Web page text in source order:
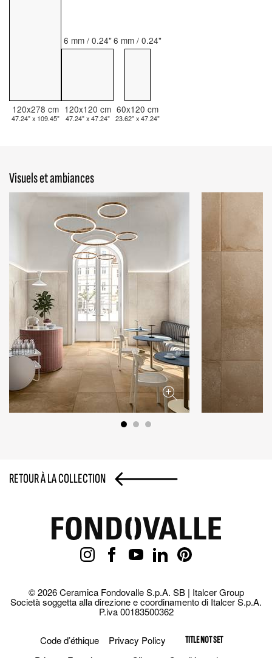
120x278 cm
47.24" x 109.45"
6 mm / 0.24"
120x120 cm
47.24" x 47.24"
6 mm / 0.24"
60x120 cm
23.62" x 47.24"
Visuels et ambiances
RETOUR À LA COLLECTION
© 2026 Ceramica Fondovalle S.p.A. SB | Italcer Group
Società soggetta alla direzione e coordinamento di Italcer S.p.A.
P.iva 00183500362
Code d’éthique Privacy Policy TITLE NOT SET